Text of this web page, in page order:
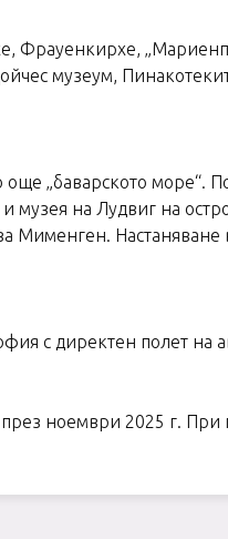
Фрауенкирхе,
музеум,
още „баварското
музея на Лудвиг на
Мименген.
с директен полет на
ноември 2025 г.